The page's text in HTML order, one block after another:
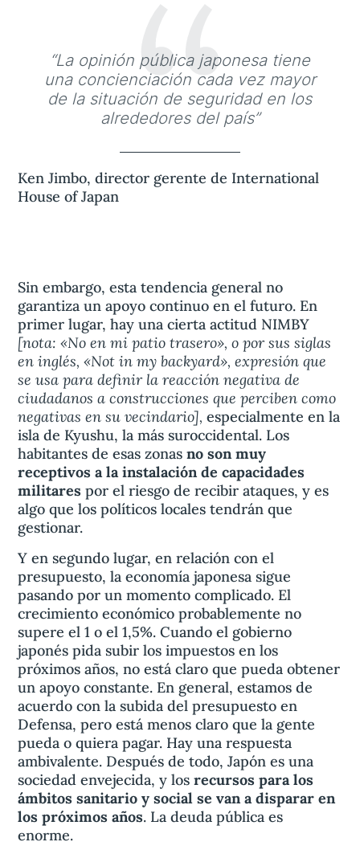
“La opinión pública japonesa tiene
una concienciación cada vez mayor
de la situación de seguridad en los
alrededores del país”
Ken Jimbo, director gerente de International
House of Japan
“
Sin embargo, esta tendencia general no
garantiza un apoyo continuo en el futuro. En
primer lugar, hay una cierta actitud NIMBY
[nota: «No en mi patio trasero», o por sus siglas
en inglés, «Not in my backyard», expresión que
se usa para definir la reacción negativa de
ciudadanos a construcciones que perciben como
negativas en su vecindario],especialmente en la
isla de Kyushu, la más suroccidental. Los
habitantes de esas zonasno son muy
receptivos a la instalación de capacidades
militares por el riesgo de recibir ataques, y es
algo que los políticos locales tendrán que
gestionar.
Y en segundo lugar, en relación con el
presupuesto, la economía japonesa sigue
pasando por un momento complicado. El
crecimiento económico probablemente no
supere el 1 o el 1,5%. Cuando el gobierno
japonés pida subir los impuestos en los
próximos años, no está claro que pueda obtener
un apoyo constante. En general, estamos de
acuerdo con la subida del presupuesto en
Defensa, pero está menos claro que la gente
pueda o quiera pagar. Hay una respuesta
ambivalente. Después de todo, Japón es una
sociedad envejecida, y losrecursos para los
ámbitos sanitario y social se van a disparar en
los próximos años. La deuda pública es
enorme.